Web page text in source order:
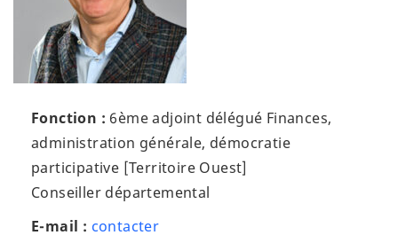
Fonction : 6ème adjoint délégué Finances,
administration générale, démocratie
participative [Territoire Ouest]
Conseiller départemental
E-mail : contacterSylvain